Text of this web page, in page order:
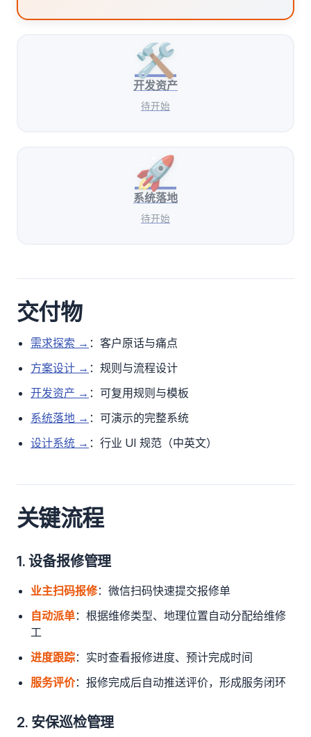
🛠️
开发资产
待开始
🚀
系统落地
待开始
交付物
需求探索 → ：客户原话与痛点
方案设计 → ：规则与流程设计
开发资产 → ：可复用规则与模板
系统落地 → ：可演示的完整系统
设计系统 → ：行业 UI 规范（中英文）
关键流程
1. 设备报修管理
业主扫码报修：微信扫码快速提交报修单
自动派单：根据维修类型、地理位置自动分配给维修
工
进度跟踪：实时查看报修进度、预计完成时间
服务评价：报修完成后自动推送评价，形成服务闭环
2. 安保巡检管理